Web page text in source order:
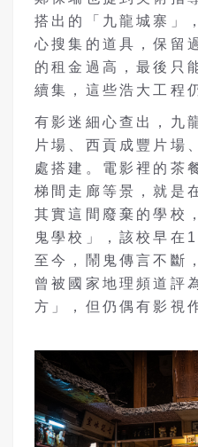
搭出的「九龍城寨」
心搜集的道具，保留
的租金過高，最後只
續集，這些浩大工程
有影迷細心查出，九
片場、西貢成豐片場
處搭建。電影裡的茶
梯間走廊等景，就是
其實這間廢棄的學校
鬼學校」，該校早在
至今，鬧鬼傳言不斷
曾被國家地理頻道評
方」，但仍偶有影視